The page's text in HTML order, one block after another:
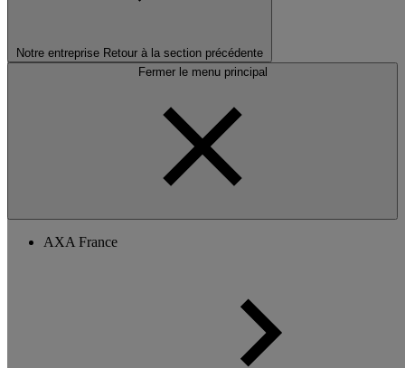
Notre entreprise Retour à la section précédente
Fermer le menu principal
AXA France